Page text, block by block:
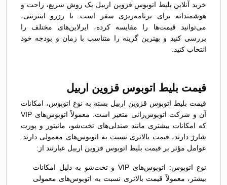
خرید آنلاین بلیط اتوبوس قزوين اربیل یک روش سریع، راحت و
هوشمندانه برای برنامه‌ریزی سفر است. با رزرو اینترنتی،
می‌توانید قیمت‌ها را مقایسه کرده، ایرلاین‌های مختلف را
بررسی کنید و بهترین گزینه را متناسب با زمان و بودجه خود
انتخاب کنید.
قیمت بلیط اتوبوس قزوين اربیل
قیمت بلیط اتوبوس قزوين اربیل بسته به نوع اتوبوس، امکانات
آن و شرکت اتوبوس‌رانی متغیر است. معمولاً اتوبوس‌های VIP
که امکانات بیشتری مانند صندلی‌های تخت‌شو، مانیتور و پورت
شارژ دارند، قیمت بالاتری نسبت به اتوبوس‌های معمولی دارند.
عوامل مؤثر بر قیمت بلیط اتوبوس قزوين اربیل عبارتند از:
نوع اتوبوس: اتوبوس‌های VIP و تخت‌شو به دلیل امکانات
بیشتر، معمولاً قیمت بالاتری نسبت به اتوبوس‌های معمولی